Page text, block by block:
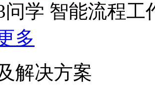
问学 智能流程工
多
解决方案